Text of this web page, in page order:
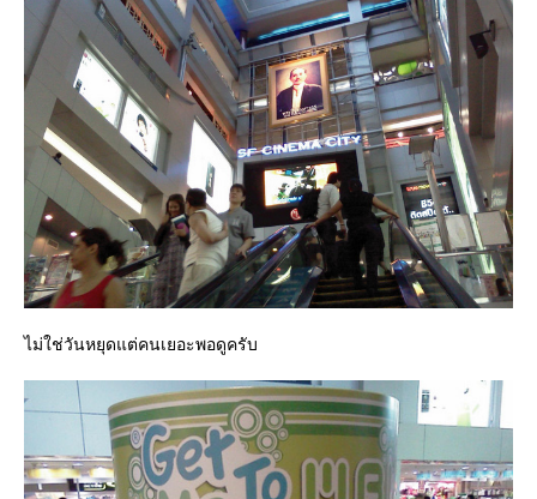
ไม่ใช่วันหยุดแต่คนเยอะพอดูครับ